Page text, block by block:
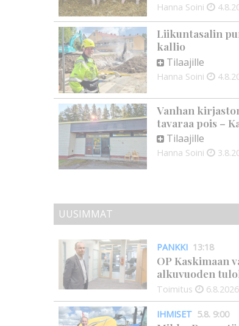
Hanna Soini
Liikuntasalin
kallio
Tilaajille
Hanna Soini
Vanhan
tavaraa pois –
Tilaajille
Hanna Soini
UUSIMMAT
PANKKI 13:18
OP Kaskimaan
alkuvuoden
Toimitus 6.8.2026
IHMISET 5.8. 9:00